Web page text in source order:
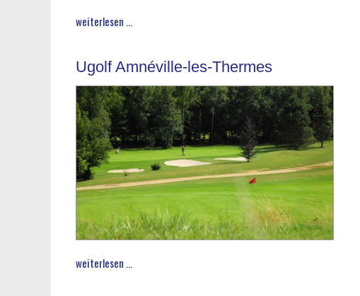
weiterlesen ...
Ugolf Amnéville-les-Thermes
weiterlesen ...